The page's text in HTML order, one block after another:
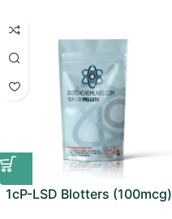
1cP-LSD Blotters (100mcg)